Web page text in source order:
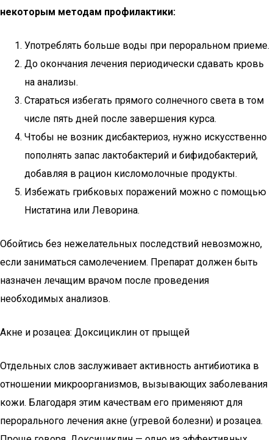
некоторым методам профилактики:
Употреблять больше воды при пероральном приеме.
До окончания лечения периодически сдавать кровь
на анализы.
Стараться избегать прямого солнечного света в том
числе пять дней после завершения курса.
Чтобы не возник дисбактериоз, нужно искусственно
пополнять запас лактобактерий и бифидобактерий,
добавляя в рацион кисломолочные продукты.
Избежать грибковых поражений можно с помощью
Нистатина или Леворина.
Обойтись без нежелательных последствий невозможно,
если заниматься самолечением. Препарат должен быть
назначен лечащим врачом после проведения
необходимых анализов.
Акне и розацеа: Доксициклин от прыщей
Отдельных слов заслуживает активность антибиотика в
отношении микроорганизмов, вызывающих заболевания
кожи. Благодаря этим качествам его применяют для
перорального лечения акне (угревой болезни) и розацеа.